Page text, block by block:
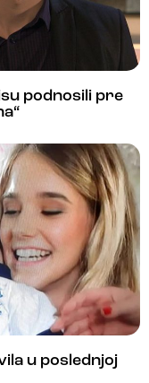
podnosili pre
u poslednjoj